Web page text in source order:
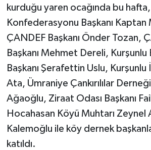
kurduğu yaren ocağında bu hafta,
Konfederasyonu Başkanı Kaptan
ÇANDEF Başkanı Önder Tozan,
Başkanı Mehmet Dereli, Kurşunlu
Başkanı Şerafettin Uslu,
Ata, Ümraniye Çankırılılar
Ağaoğlu, Ziraat Odası Başkanı
Hocahasan Köyü Muhtarı Zeynel
Kalemoğlu ile köy dernek
katıldı.